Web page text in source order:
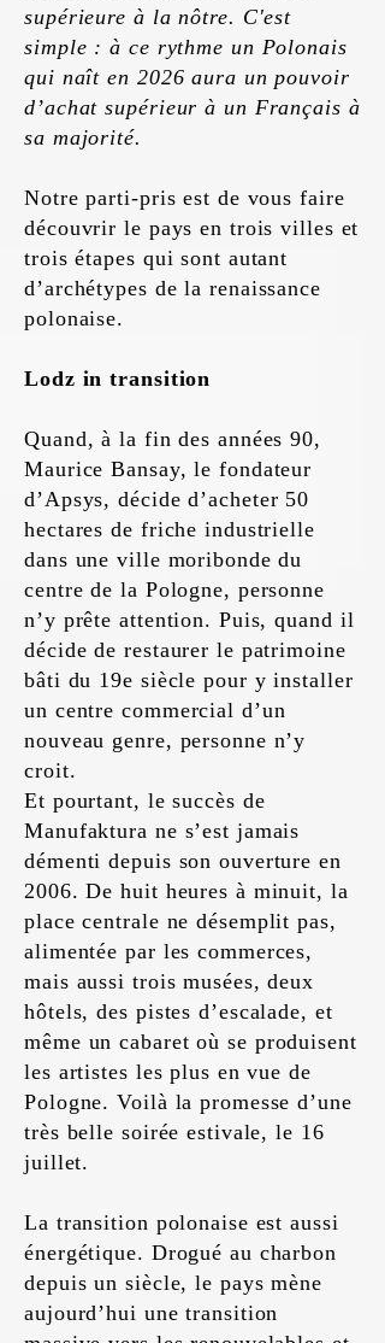
supérieure à la nôtre. C'est
simple : à ce rythme un Polonais
qui naît en 2026 aura un pouvoir
d’achat supérieur à un Français à
sa majorité.
Notre parti-pris est de vous faire
découvrir le pays en trois villes et
trois étapes qui sont autant
d’archétypes de la renaissance
polonaise.
Lodz in transition
Quand, à la fin des années 90,
Maurice Bansay, le fondateur
d’Apsys, décide d’acheter 50
hectares de friche industrielle
dans une ville moribonde du
centre de la Pologne, personne
n’y prête attention. Puis, quand il
décide de restaurer le patrimoine
bâti du 19e siècle pour y installer
un centre commercial d’un
nouveau genre, personne n’y
croit.
Et pourtant, le succès de
Manufaktura ne s’est jamais
démenti depuis son ouverture en
2006. De huit heures à minuit, la
place centrale ne désemplit pas,
alimentée par les commerces,
mais aussi trois musées, deux
hôtels, des pistes d’escalade, et
même un cabaret où se produisent
les artistes les plus en vue de
Pologne. Voilà la promesse d’une
très belle soirée estivale, le 16
juillet.
La transition polonaise est aussi
énergétique. Drogué au charbon
depuis un siècle, le pays mène
aujourd’hui une transition